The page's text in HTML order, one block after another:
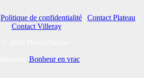
Politique de confidentialité Contact Plateau
Contact Villeray
Bonheur en vrac